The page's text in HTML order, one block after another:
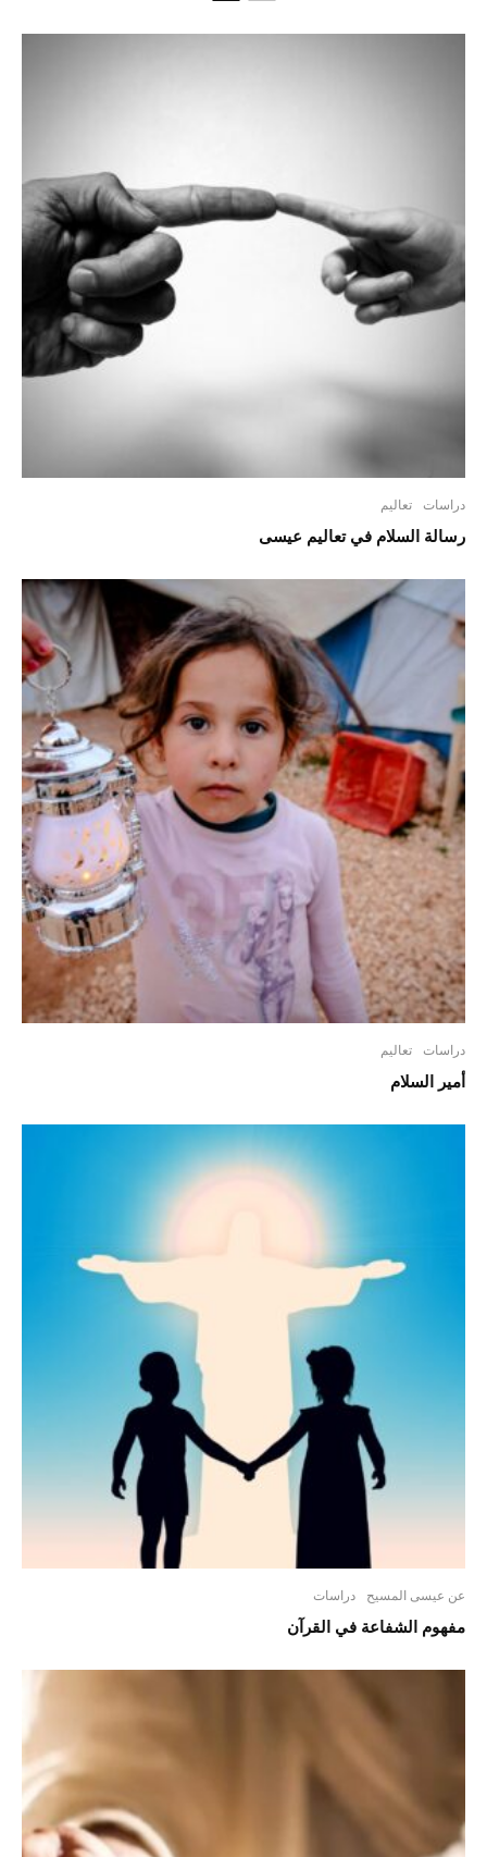
دراسات تعاليم
رسالة السلام في تعاليم عيسى
دراسات تعاليم
أمير السلام
عن عيسى المسيح دراسات
مفهوم الشفاعة في القرآن